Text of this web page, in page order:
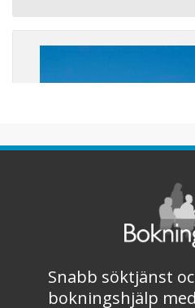
Snabb söktjänst
bokningshjälp